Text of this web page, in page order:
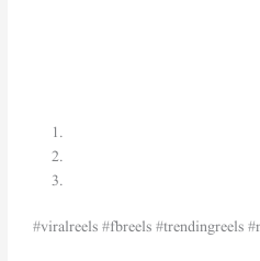
#viralreels #fbreels #trendingreels